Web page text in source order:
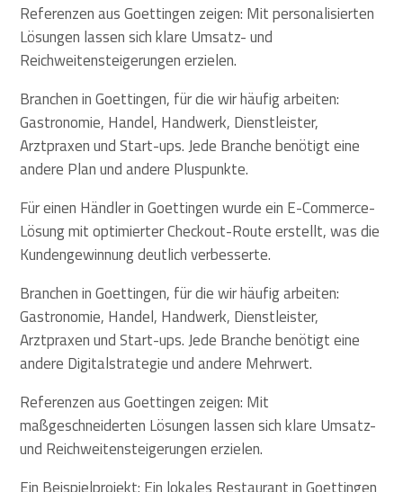
Referenzen aus Goettingen zeigen: Mit personalisierten
Lösungen lassen sich klare Umsatz- und
Reichweitensteigerungen erzielen.
Branchen in Goettingen, für die wir häufig arbeiten:
Gastronomie, Handel, Handwerk, Dienstleister,
Arztpraxen und Start-ups. Jede Branche benötigt eine
andere Plan und andere Pluspunkte.
Für einen Händler in Goettingen wurde ein E-Commerce-
Lösung mit optimierter Checkout-Route erstellt, was die
Kundengewinnung deutlich verbesserte.
Branchen in Goettingen, für die wir häufig arbeiten:
Gastronomie, Handel, Handwerk, Dienstleister,
Arztpraxen und Start-ups. Jede Branche benötigt eine
andere Digitalstrategie und andere Mehrwert.
Referenzen aus Goettingen zeigen: Mit
maßgeschneiderten Lösungen lassen sich klare Umsatz-
und Reichweitensteigerungen erzielen.
Ein Beispielprojekt: Ein lokales Restaurant in Goettingen